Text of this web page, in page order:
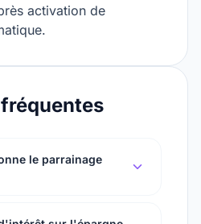
activation de
le parrainage